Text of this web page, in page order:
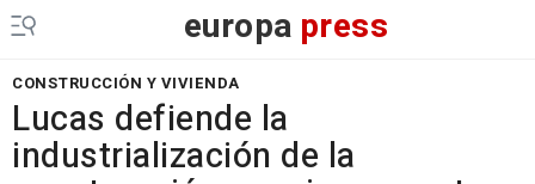
europa press
CONSTRUCCIÓN Y VIVIENDA
Lucas defiende la
industrialización de la